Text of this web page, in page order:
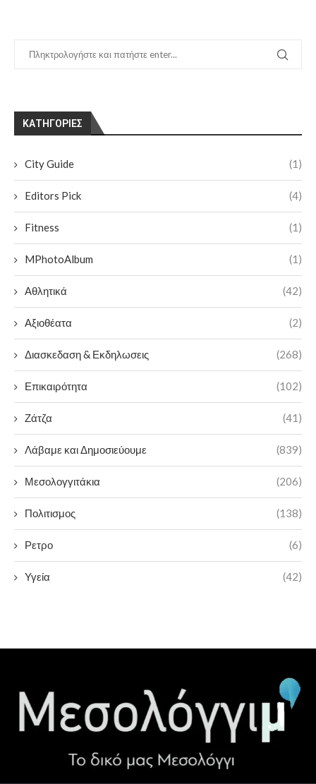
KΑΤΗΓΟΡΊΕΣ
City Guide (1)
Editors Pick (4)
Fitness (1)
MPhotoAlbum (1)
Αθλητικά (42)
Αξιοθέατα (2)
Διασκεδαση & Εκδηλωσεις (268)
Επικαιρότητα (102)
Ζάτζα (41)
Λάβαμε και Δημοσιεύουμε (839)
Μεσολογγιτάκια (206)
Πολιτισμος (138)
Ρετρο (6)
Υγεία (42)